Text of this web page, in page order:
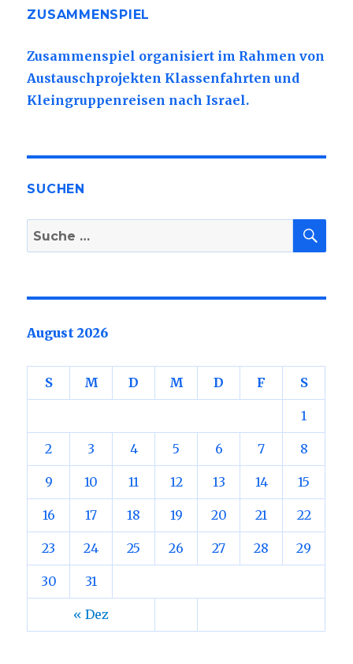
ZUSAMMENSPIEL
Zusammenspiel organisiert im Rahmen von
Austauschprojekten Klassenfahrten und
Kleingruppenreisen nach Israel.
SUCHEN
Suche
nach:
August 2026
S M D M D F S
« Dez
1
2 3 4 5 6 7 8
9 10 11 12 13 14 15
16 17 18 19 20 21 22
23 24 25 26 27 28 29
30 31